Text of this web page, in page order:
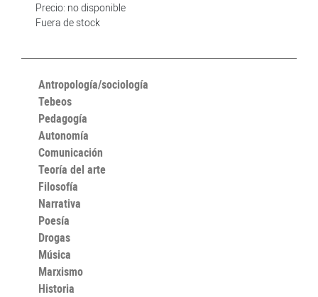
Precio: no disponible
Fuera de stock
Antropología/sociología
Tebeos
Pedagogía
Autonomía
Comunicación
Teoría del arte
Filosofía
Narrativa
Poesía
Drogas
Música
Marxismo
Historia